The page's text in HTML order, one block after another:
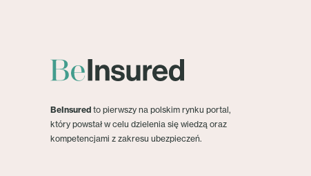
BeInsured to pierwszy na polskim rynku portal,
który powstał w celu dzielenia się wiedzą oraz
kompetencjami z zakresu ubezpieczeń.